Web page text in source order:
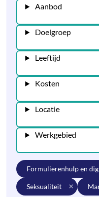
Aanbod
Doelgroep
Leeftijd
Kosten
Locatie
Werkgebied
formulierenhulp en
seksualiteit